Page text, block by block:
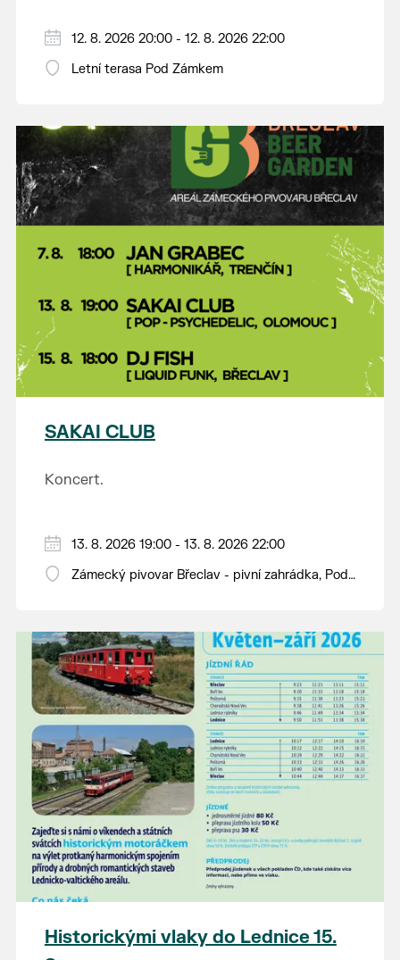
12. 8. 2026 20:00 - 12. 8. 2026 22:00
Letní terasa Pod Zámkem
SAKAI CLUB
Koncert.
13. 8. 2026 19:00 - 13. 8. 2026 22:00
Zámecký pivovar Břeclav - pivní zahrádka, Pod
Historickými vlaky do Lednice 15.